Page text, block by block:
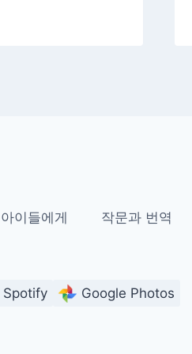
아이들에게 작문과 번역
Spotify Google Photos